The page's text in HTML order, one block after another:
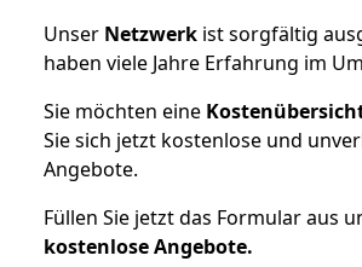
Unser Netzwerk ist sorgfältig
haben viele Jahre Erfahrung im
Sie möchten eine
Sie sich jetzt kostenlose und
Angebote.
Füllen Sie jetzt das Formular aus
kostenloseAngebote.